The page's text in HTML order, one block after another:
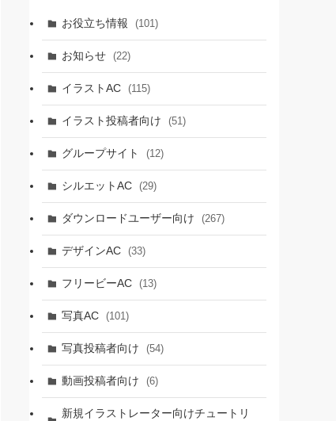
お役立ち情報 (101)
お知らせ (22)
イラストAC (115)
イラスト投稿者向け (51)
グループサイト (12)
シルエットAC (29)
ダウンロードユーザー向け (267)
デザインAC (33)
フリービーAC (13)
写真AC (101)
写真投稿者向け (54)
動画投稿者向け (6)
新規イラストレーター向けチュートリ